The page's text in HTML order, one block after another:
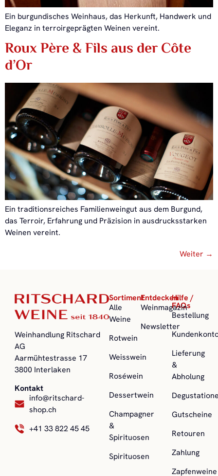
Ein burgundisches Weinhaus, das Herkunft, Handwerk und
Eleganz in terroirgeprägten Weinen vereint.
Roux Père & Fils aus der Côte
d’Or
Ein traditionsreiches Familienweingut aus dem Burgund,
das Terroir, Erfahrung und Präzision in ausdrucksstarken
Weinen vereint.
Weiter →
Weinhandlung Ritschard
AG
Aarmühtestrasse 17
3800 Interlaken
Kontakt
info@ritschard-
shop.ch
+41 33 822 45 45
Sortiment
Alle
Weine
Rotwein
Weisswein
Roséwein
Dessertwein
Champagner
&
Spirituosen
Spirituosen
Hilfe /
FAQs
Bestellung
Lieferung
&
Abholung
Gutscheine
Retouren
Zahlung
Zapfenweine
Entdecken
Weinmagazin
Newsletter